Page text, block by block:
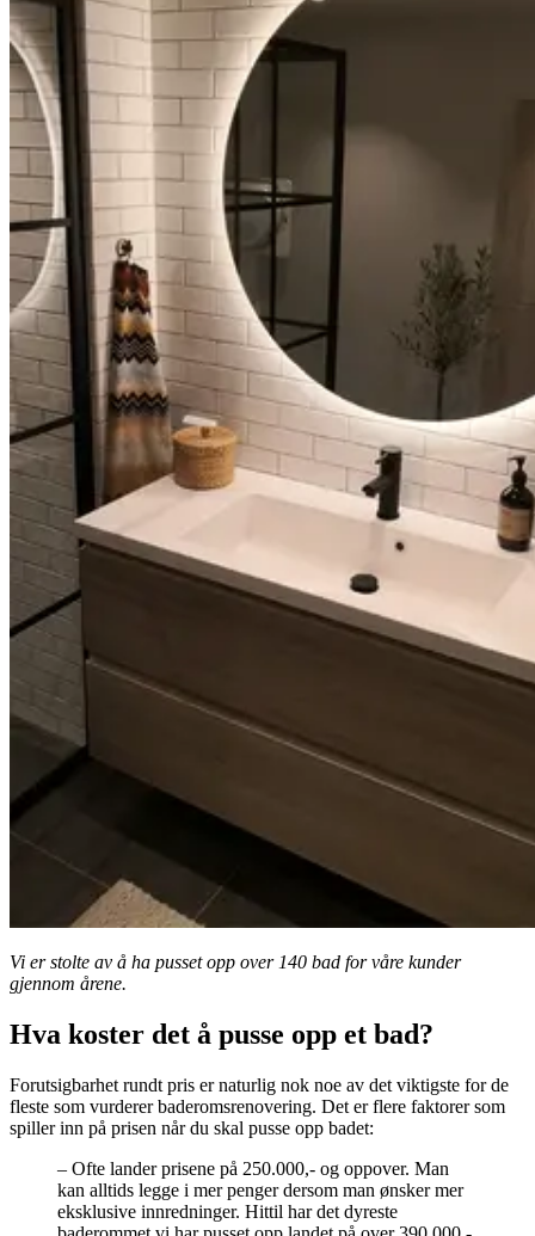
Vi er stolte av å ha pusset opp over 140 bad for våre kunder
gjennom årene.
Hva koster det å pusse opp et bad?
Forutsigbarhet rundt pris er naturlig nok noe av det viktigste for de
fleste som vurderer baderomsrenovering. Det er flere faktorer som
spiller inn på prisen når du skal pusse opp badet:
– Ofte lander prisene på 250.000,- og oppover. Man
kan alltids legge i mer penger dersom man ønsker mer
eksklusive innredninger. Hittil har det dyreste